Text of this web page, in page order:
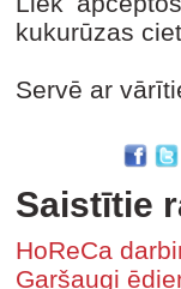
kukurūzas
Servē ar
Saistītie
HoReCa
Garšaugi